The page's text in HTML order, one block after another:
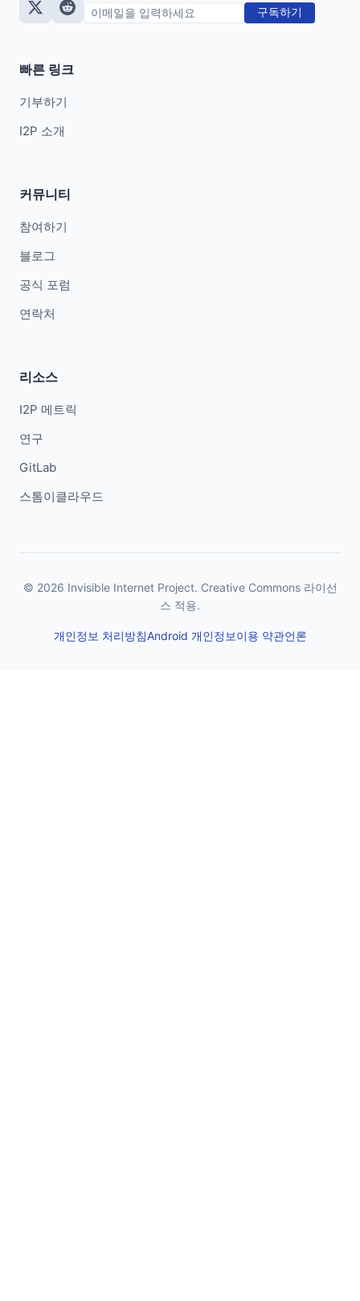
구독하기
빠른 링크
기부하기
I2P 소개
커뮤니티
참여하기
블로그
공식 포럼
연락처
리소스
I2P 메트릭
연구
GitLab
스톰이클라우드
© 2026 Invisible Internet Project. Creative Commons 라이선
스 적용.
개인정보 처리방침Android 개인정보이용 약관언론